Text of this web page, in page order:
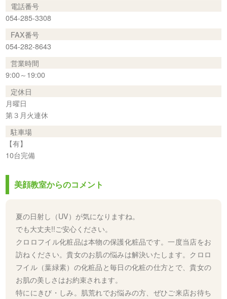
電話番号
054-285-3308
FAX番号
054-282-8643
営業時間
9:00～19:00
定休日
月曜日
第３月火連休
駐車場
【有】
10台完備
美顔教室からのコメント
夏の日射し（UV）が気になりますね。
でも大丈夫!!ご安心ください。
クロロフイル化粧品は本物の保護化粧品です。一度当店をお
訪ねください。貴女のお肌の悩みは解決いたします。クロロ
フイル（葉緑素）の化粧品と毎日の化粧の仕方とで、貴女の
お肌の美しさはお約束されます。
特ににきび・しみ。肌荒れでお悩みの方、ぜひご来店お待ち